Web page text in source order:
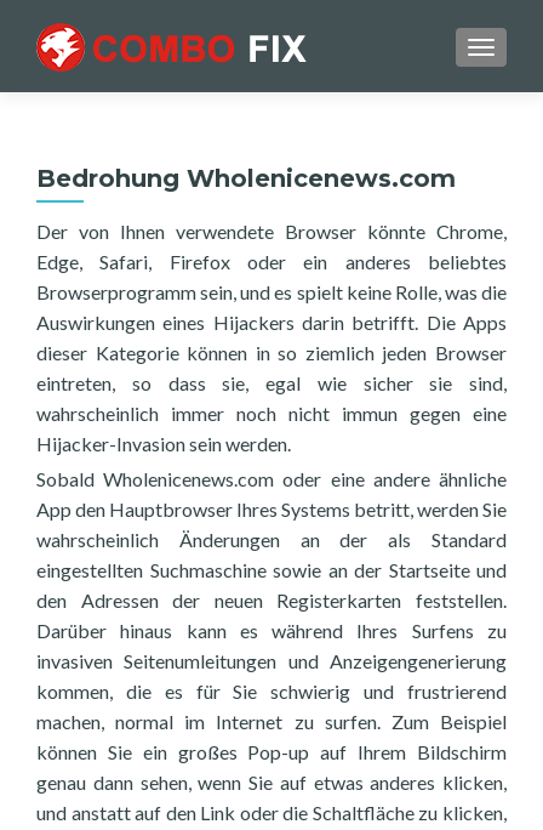
Bedrohung Wholenicenews.com
Der von Ihnen verwendete Browser könnte Chrome,
Edge, Safari, Firefox oder ein anderes beliebtes
Browserprogramm sein, und es spielt keine Rolle, was die
Auswirkungen eines Hijackers darin betrifft. Die Apps
dieser Kategorie können in so ziemlich jeden Browser
eintreten, so dass sie, egal wie sicher sie sind,
wahrscheinlich immer noch nicht immun gegen eine
Hijacker-Invasion sein werden.
Sobald Wholenicenews.com oder eine andere ähnliche
App den Hauptbrowser Ihres Systems betritt, werden Sie
wahrscheinlich Änderungen an der als Standard
eingestellten Suchmaschine sowie an der Startseite und
den Adressen der neuen Registerkarten feststellen.
Darüber hinaus kann es während Ihres Surfens zu
invasiven Seitenumleitungen und Anzeigengenerierung
kommen, die es für Sie schwierig und frustrierend
machen, normal im Internet zu surfen. Zum Beispiel
können Sie ein großes Pop-up auf Ihrem Bildschirm
genau dann sehen, wenn Sie auf etwas anderes klicken,
und anstatt auf den Link oder die Schaltfläche zu klicken,